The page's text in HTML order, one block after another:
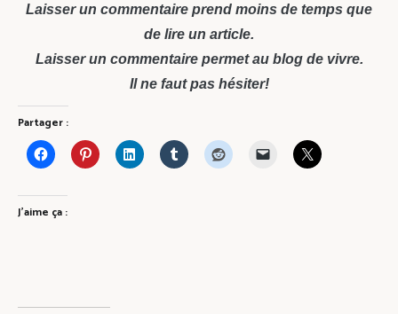
Laisser un commentaire prend moins de temps que
de lire un article.
Laisser un commentaire permet au blog de vivre.
Il ne faut pas hésiter!
Partager :
J’aime ça :